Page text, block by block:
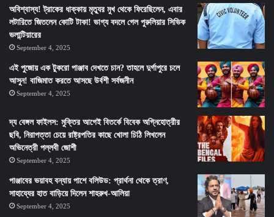
অবিশ্বাস্য! ট্রাকের ধাক্কায় মৃত্যুর মুখ থেকে ফিরেছিলেন, এবার
লটারিতে জিতলেন কোটি টাকা! ভাগ্য বদলে গেল পুরুলিয়ার সিভিক
ভলান্টিয়ারের
September 4, 2025
এই পুজোয় এক টুকরো পাঞ্জাব দেখতে চান? তাহলে দুর্গাপুরে চলে
আসুন! বাজিমাত করতে আসছে উর্বশী সর্বজনীন
September 4, 2025
দ্য বেঙ্গল ফাইলস: মুক্তির আগেই বিতর্কে বিবেক অগ্নিহোত্রীর
ছবি, নিরাপত্তা চেয়ে রাষ্ট্রপতির কাছে খোলা চিঠি লিখলেন
অভিনেত্রী পল্লবী জোশী
September 4, 2025
পাঞ্জাবের ভয়াবহ বন্যায় পাশে বলিউড: প্রার্থনা থেকে ত্রাণ,
সাহায্যের হাত বাড়িয়ে দিলেন শাহরুখ-আলিয়া
September 4, 2025